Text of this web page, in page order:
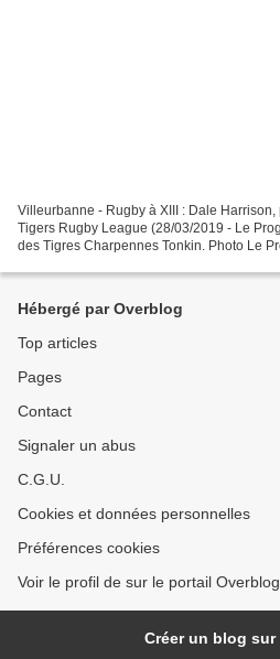
Villeurbanne - Rugby à XIII : Dale
Tigers Rugby League (28/03/2019 - Le
des Tigres Charpennes Tonkin. Photo Le
Hébergé par Overblog
Top articles
Pages
Contact
Signaler un abus
C.G.U.
Cookies et données personnelles
Préférences cookies
Voir le profil de sur le portail Overblog
Créer un blog sur